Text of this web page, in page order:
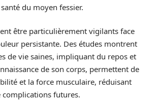
du moyen fessier.
être particulièrement vigilants face
persistante. Des études montrent
de vie saines, impliquant du repos et
de son corps, permettent de
et la force musculaire, réduisant
complications futures.